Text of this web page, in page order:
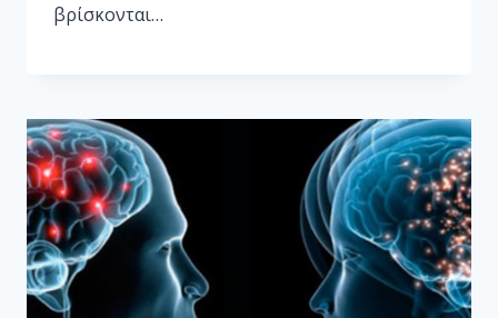
βρίσκονται…